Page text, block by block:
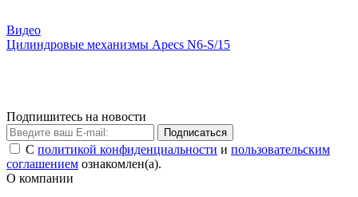
Видео
Цилиндровые механизмы Apecs N6-S/15
Подпишитесь на новости
Подписаться
С политикой конфиденциальности и пользовательским
соглашением ознакомлен(а).
О компании